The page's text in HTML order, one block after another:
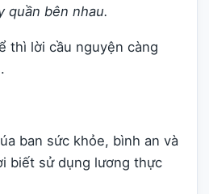
quần bên nhau.
thì lời cầu nguyện càng
ban sức khỏe, bình an và
biết sử dụng lương thực